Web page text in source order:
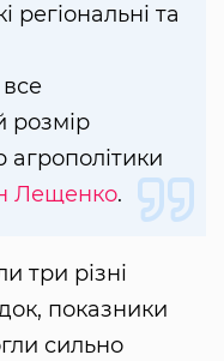
регіональні та
розмір
агрополітики
Лещенко.
три різні
показники
сильно